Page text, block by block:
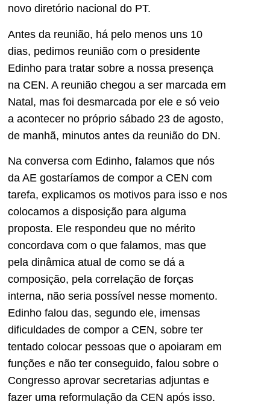
novo diretório nacional do PT.
Antes da reunião, há pelo menos uns 10
dias, pedimos reunião com o presidente
Edinho para tratar sobre a nossa presença
na CEN. A reunião chegou a ser marcada em
Natal, mas foi desmarcada por ele e só veio
a acontecer no próprio sábado 23 de agosto,
de manhã, minutos antes da reunião do DN.
Na conversa com Edinho, falamos que nós
da AE gostaríamos de compor a CEN com
tarefa, explicamos os motivos para isso e nos
colocamos a disposição para alguma
proposta. Ele respondeu que no mérito
concordava com o que falamos, mas que
pela dinâmica atual de como se dá a
composição, pela correlação de forças
interna, não seria possível nesse momento.
Edinho falou das, segundo ele, imensas
dificuldades de compor a CEN, sobre ter
tentado colocar pessoas que o apoiaram em
funções e não ter conseguido, falou sobre o
Congresso aprovar secretarias adjuntas e
fazer uma reformulação da CEN após isso.